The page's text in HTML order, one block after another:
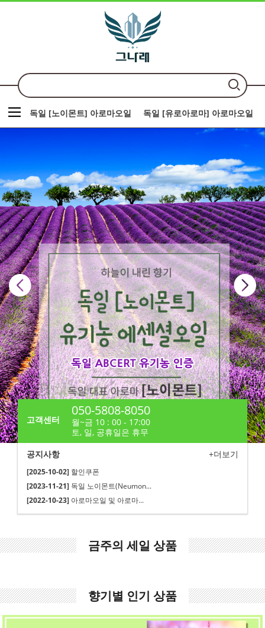
독일 [노이몬트] 아로마오일 독일 [유로아로마] 아로마오일
고객센터
050-5808-8050
월~금 10 : 00 - 17:00
토, 일, 공휴일은 휴무
공지사항
+더보기
[2025-10-02]할인쿠폰
[2023-11-21]독일 노이몬트(Neumon...
[2022-10-23]아로마오일 및 아로마...
금주의 세일 상품
향기별 인기 상품